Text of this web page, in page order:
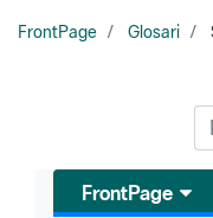
FrontPage Glosari
FrontPage